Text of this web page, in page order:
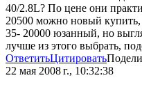
40/2.8L? По цене они
20500 можно новый купить,
35- 20000 юзанный, но
лучше из этого выбрать,
ОтветитьЦитировать
22 мая 2008 г., 10:32:38